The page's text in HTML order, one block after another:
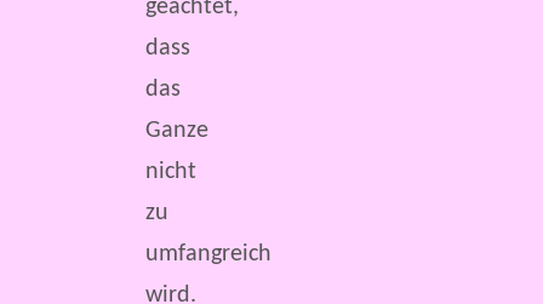
geachtet,
dass
das
Ganze
nicht
zu
umfangreich
wird.